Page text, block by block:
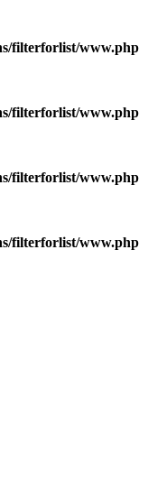
filterforlist/www.php
filterforlist/www.php
filterforlist/www.php
filterforlist/www.php